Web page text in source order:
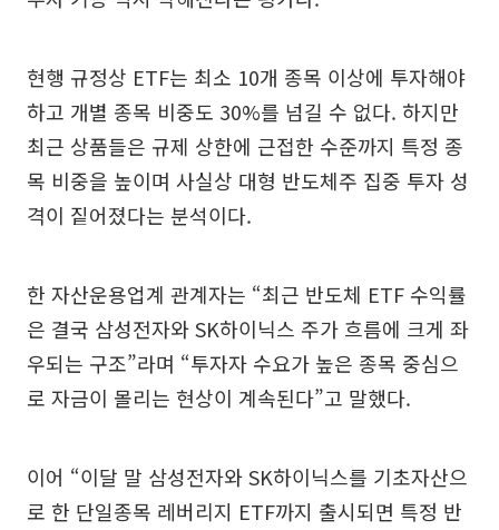
현행 규정상 ETF는 최소 10개 종목 이상에 투자해야
하고 개별 종목 비중도 30%를 넘길 수 없다. 하지만
최근 상품들은 규제 상한에 근접한 수준까지 특정 종
목 비중을 높이며 사실상 대형 반도체주 집중 투자 성
격이 짙어졌다는 분석이다.
한 자산운용업계 관계자는 “최근 반도체 ETF 수익률
은 결국 삼성전자와 SK하이닉스 주가 흐름에 크게 좌
우되는 구조”라며 “투자자 수요가 높은 종목 중심으
로 자금이 몰리는 현상이 계속된다”고 말했다.
이어 “이달 말 삼성전자와 SK하이닉스를 기초자산으
로 한 단일종목 레버리지 ETF까지 출시되면 특정 반